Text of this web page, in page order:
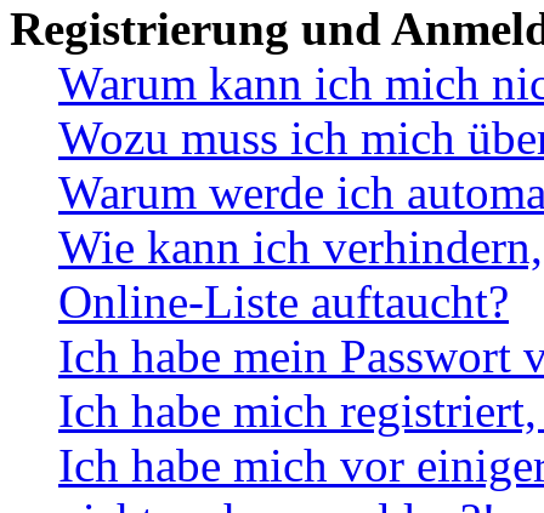
Registrierung und
Warum kann ich mich
Wozu muss ich mich
Warum werde ich
Wie kann ich
Online-Liste auftaucht?
Ich habe mein Passwort
Ich habe mich
Ich habe mich vor